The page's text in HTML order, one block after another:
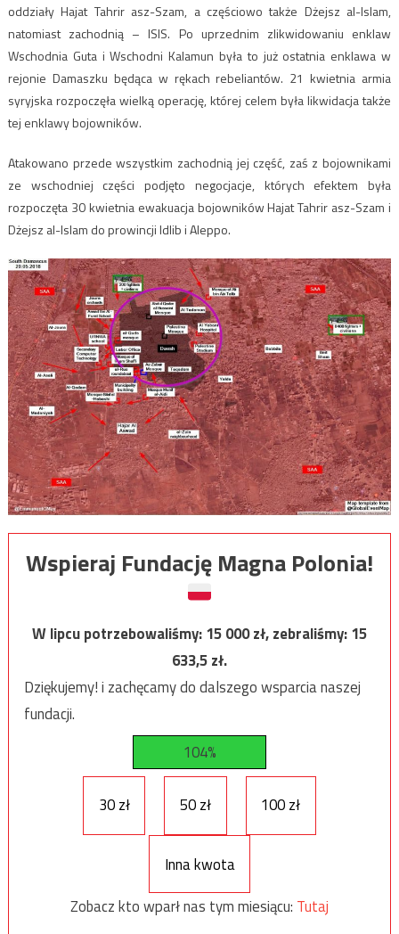
oddziały Hajat Tahrir asz-Szam, a częściowo także Dżejsz al-Islam,
natomiast zachodnią – ISIS. Po uprzednim zlikwidowaniu enklaw
Wschodnia Guta i Wschodni Kalamun była to już ostatnia enklawa w
rejonie Damaszku będąca w rękach rebeliantów. 21 kwietnia armia
syryjska rozpoczęła wielką operację, której celem była likwidacja także
tej enklawy bojowników.
Atakowano przede wszystkim zachodnią jej część, zaś z bojownikami
ze wschodniej części podjęto negocjacje, których efektem była
rozpoczęta 30 kwietnia ewakuacja bojowników Hajat Tahrir asz-Szam i
Dżejsz al-Islam do prowincji Idlib i Aleppo.
Wspieraj Fundację Magna Polonia!
W lipcu potrzebowaliśmy:15 000zł, zebraliśmy:15
633,5zł.
Dziękujemy! i zachęcamy do dalszego wsparcia naszej
fundacji.
104%
30 zł 50 zł 100 zł
Inna kwota
Zobacz kto wparł nas tym miesiącu: Tutaj